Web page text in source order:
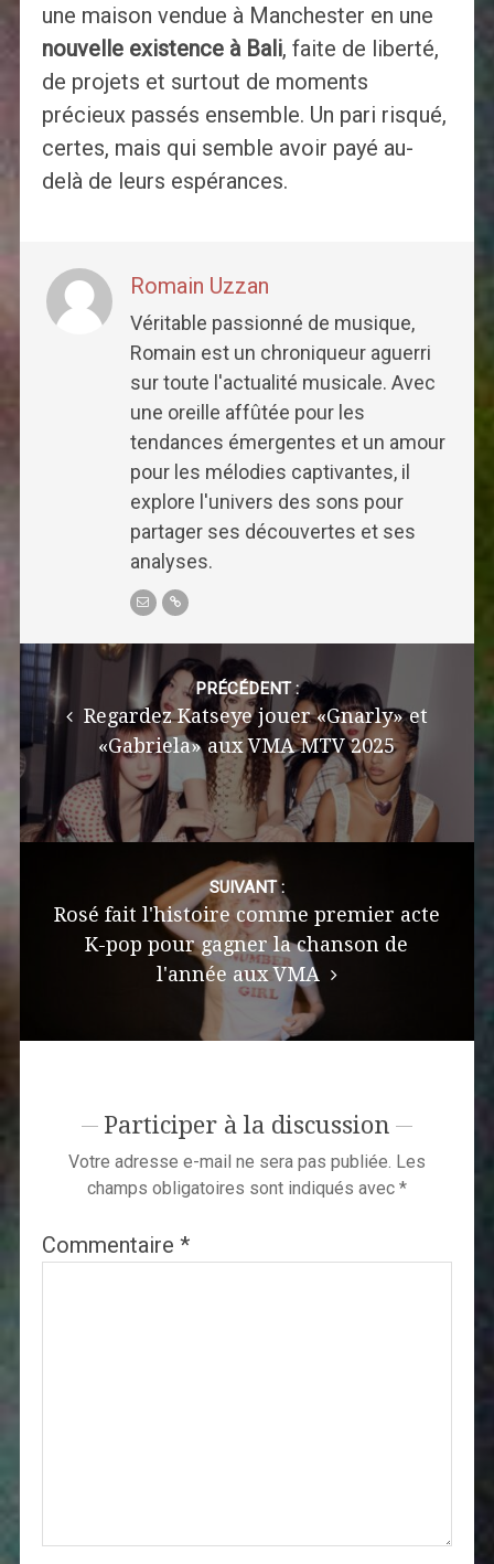
une maison vendue à Manchester en une
nouvelle existence à Bali, faite de liberté,
de projets et surtout de moments
précieux passés ensemble. Un pari risqué,
certes, mais qui semble avoir payé au-
delà de leurs espérances.
Romain Uzzan
Véritable passionné de musique,
Romain est un chroniqueur aguerri
sur toute l'actualité musicale. Avec
une oreille affûtée pour les
tendances émergentes et un amour
pour les mélodies captivantes, il
explore l'univers des sons pour
partager ses découvertes et ses
analyses.
Post
navigation
PRÉCÉDENT :
Regardez Katseye jouer «Gnarly» et
«Gabriela» aux VMA MTV 2025
SUIVANT :
Rosé fait l'histoire comme premier acte
K-pop pour gagner la chanson de
l'année aux VMA
Participer à la discussion
Votre adresse e-mail ne sera pas publiée. Les
champs obligatoires sont indiqués avec *
Commentaire *